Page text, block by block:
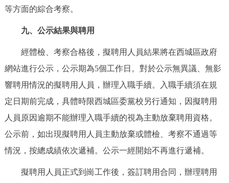
等方面的綜合考察。
九、公示結果與聘用
經體檢、考察合格後，擬聘用人員結果將在西城區政府
網站進行公示，公示期為5個工作日。對於公示無異議、無影
響聘用情況的擬聘用人員，辦理入職手續。入職手續須在規
定日期前完成，具體時限西城區委黨校另行通知，因擬聘用
人員原因逾期不能辦理入職手續的視為主動放棄聘用資格。
公示前，如出現擬聘用人員主動放棄或體檢、考察不通過等
情況，按總成績依次遞補。公示一經開始不再進行遞補。
擬聘用人員正式到崗工作後，簽訂聘用合同，辦理聘用